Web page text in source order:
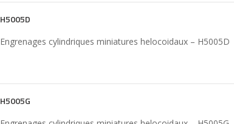
H5005D
Engrenages cylindriques miniatures helocoidaux – H5005D
H5005G